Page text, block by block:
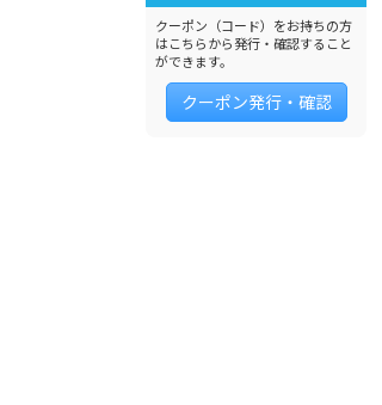
クーポン（コード）をお持ちの方
はこちらから発行・確認すること
ができます。
クーポン発行・確認